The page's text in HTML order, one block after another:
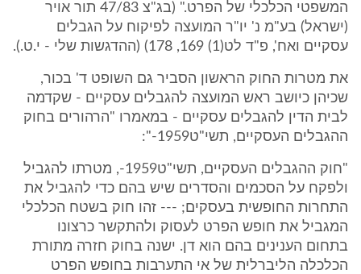
המשפטי הכלכלי של הפרט." (בג"צ 47/83 תור אויר
(ישראל) בע"מ נ' יו"ר המועצה לפיקוח על הגבלים
עסקיים ואח', פ"ד לט(1) 169, 178) (ההדגשות שלי - י.ט.).
את מטרות החוק הראשון הסביר גם השופט ד' בכור,
שכיהן כיושב ראש המועצה להגבלים עסקיים - שקדמה
לבית הדין להגבלים עסקיים - במאמרו "הרהורים בחוק
ההגבלים העסקיים, תשי"ט1959-":
"חוק ההגבלים העסקיים, תשי"ט1959-, מטרתו להגביל
ולפקח על הסכמים והסדרים שיש בהם כדי להגביל את
התחרות החופשית בעסקים; --- זהו חוק בשטח הכלכלי
המגביל את חופש הפרט לעסוק ולהתקשר כרצונו
בתחום הענינים בהם הוא דן. ישנה בחוק חזרה מתורת
הכלכלה הליברלית של אי התערבות בחופש הפרט